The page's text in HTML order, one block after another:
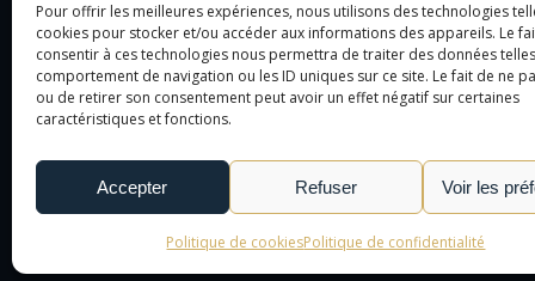
Pour offrir les meilleures expériences, nous utilisons des technologies
cookies pour stocker et/ou accéder aux informations des appareils. Le
consentir à ces technologies nous permettra de traiter des données
comportement de navigation ou les ID uniques sur ce site. Le fait de ne
ou de retirer son consentement peut avoir un effet négatif sur certaines
caractéristiques et fonctions.
Accepter Refuser Voir les
Politique de cookiesPolitique de confidentialité
NOTRE SOCIÉTÉ
NOTRE AGENCE
NOTRE DÉMARCHE
LE MONDE DE L'OBJET
PUBLICITAIRE